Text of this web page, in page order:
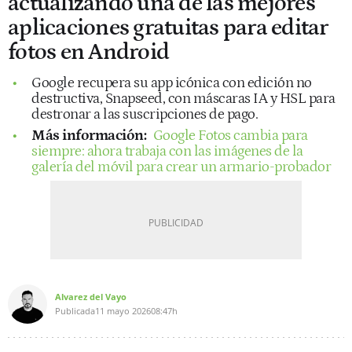
aplicaciones gratuitas para editar
fotos en Android
Google recupera su app icónica con edición no
destructiva, Snapseed, con máscaras IA y HSL para
destronar a las suscripciones de pago.
Más información: Google Fotos cambia para
siempre: ahora trabaja con las imágenes de la
galería del móvil para crear un armario-probador
Alvarez del Vayo
Publicada11 mayo 202608:47h